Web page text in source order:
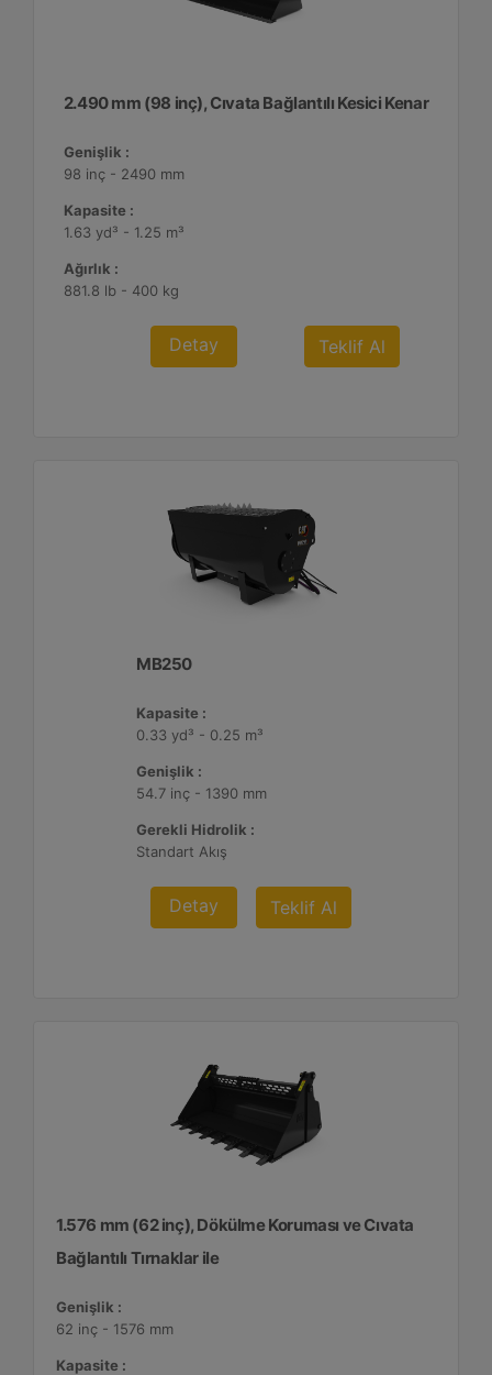
2.490 mm (98 inç), Cıvata Bağlantılı Kesici Kenar
Genişlik :
98 inç - 2490 mm
Kapasite :
1.63 yd³ - 1.25 m³
Ağırlık :
881.8 lb - 400 kg
Detay Teklif Al
MB250
Kapasite :
0.33 yd³ - 0.25 m³
Genişlik :
54.7 inç - 1390 mm
Gerekli Hidrolik :
Standart Akış
Detay Teklif Al
1.576 mm (62 inç), Dökülme Koruması ve Cıvata
Bağlantılı Tırnaklar ile
Genişlik :
62 inç - 1576 mm
Kapasite :